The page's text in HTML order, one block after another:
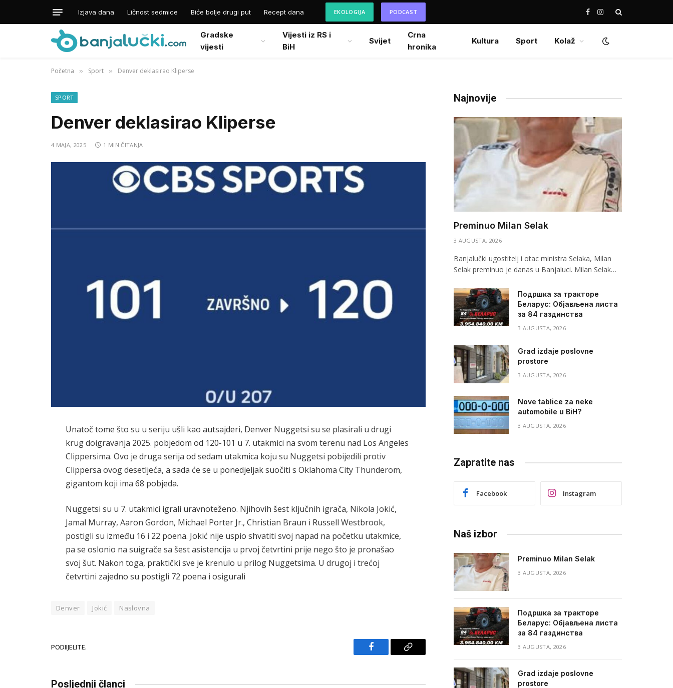
Izjava dana Ličnost sedmice Biće bolje drugi put Recept dana EKOLOGIJA PODCAST Facebook
Instagram
Gradske
vijesti
Vijesti iz RS i
BiH
Svijet
Crna
hronika
Kultura Sport Kolaž
Početna » Sport » Denver deklasirao Kliperse
SPORT
Denver deklasirao Kliperse
4 MAJA, 2025 1 MIN ČITANJA
Unatoč tome što su u seriju ušli kao autsajderi, Denver Nuggetsi su se plasirali u drugi
krug doigravanja 2025. pobjedom od 120-101 u 7. utakmici na svom terenu nad Los Angeles
Clippersima. Ovo je druga serija od sedam utakmica koju su Nuggetsi pobijedili protiv
Clippersa ovog desetljeća, a sada će se u ponedjeljak suočiti s Oklahoma City Thunderom,
gigantom koji ima 68 pobjeda.
Nuggetsi su u 7. utakmici igrali uravnoteženo. Njihovih šest ključnih igrača, Nikola Jokić,
Jamal Murray, Aaron Gordon, Michael Porter Jr., Christian Braun i Russell Westbrook,
postigli su između 16 i 22 poena. Jokić nije uspio shvatiti svoj napad na početku utakmice,
pa se oslonio na suigrače sa šest asistencija u prvoj četvrtini prije nego što je pronašao
svoj šut. Nakon toga, praktički sve je krenulo u prilog Nuggetsima. U drugoj i trećoj
četvrtini zajedno su postigli 72 poena i osigurali
Denver Jokić Naslovna
PODIIJELITE.
Facebook Copy
Posljednji članci
Najnovije
Preminuo Milan Selak
3 AUGUSTA, 2026
Banjalučki ugostitelj i otac ministra Selaka, Milan
Selak preminuo je danas u Banjaluci. Milan Selak…
Подршка за тракторе
Беларус: Објављена листа
за 84 газдинства
3 AUGUSTA, 2026
Grad izdaje poslovne
prostore
3 AUGUSTA, 2026
Nove tablice za neke
automobile u BiH?
3 AUGUSTA, 2026
Zapratite nas
Facebook Instagram
Naš izbor
Preminuo Milan Selak
3 AUGUSTA, 2026
Подршка за тракторе
Беларус: Објављена листа
за 84 газдинства
3 AUGUSTA, 2026
Grad izdaje poslovne
prostore